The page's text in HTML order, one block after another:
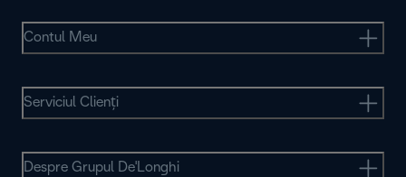
Contul Meu
Serviciul Clienţi
Despre Grupul De'Longhi